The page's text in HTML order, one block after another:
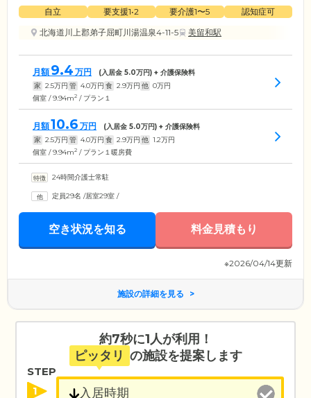
自立 要支援1•2 要介護1〜5
認知症可
北海道川上郡弟子屈町川湯温泉4-11-5
美留和駅
月額 9.4 万円 (入居金 5.0万円) + 介護保険料
家 2.5万円 管 4.0万円 食 2.9万円 他 0万円
個室 / 9.94m2 / プラン１
月額10.6 万円 (入居金 5.0万円) + 介護保険料
家 2.5万円 管 4.0万円 食 2.9万円 他 1.2万円
個室 / 9.94m2 / プラン１暖房費
24時間介護士常駐
定員29名 /居室29室 /
空き状況を知る 料金見積もり
※2026/04/14更新
施設の詳細を見る
約7秒に1人が利用！
ピッタリ の施設を提案します
STEP
1